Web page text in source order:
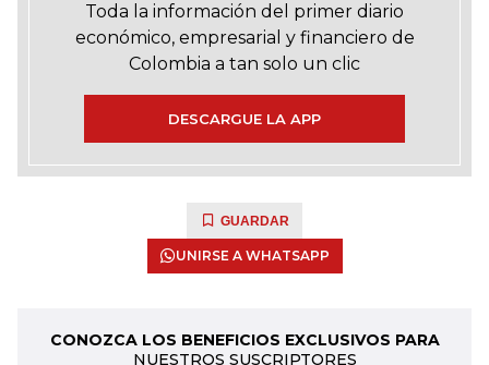
Toda la información del primer diario
económico, empresarial y financiero de
Colombia a tan solo un clic
DESCARGUE LA APP
GUARDAR
UNIRSE A WHATSAPP
CONOZCA LOS BENEFICIOS EXCLUSIVOS PARA
NUESTROS SUSCRIPTORES